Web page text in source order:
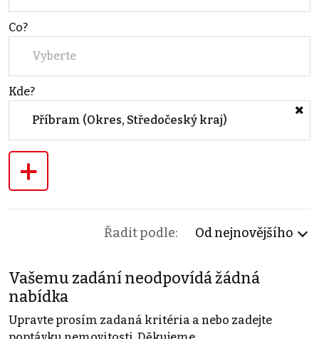
Co?
Vyberte
Kde?
Příbram (Okres, Středočeský kraj)
+
Řadit podle: Od nejnovějšího
Vašemu zadání neodpovídá žádná
nabídka
Upravte prosím zadaná kritéria a nebo zadejte